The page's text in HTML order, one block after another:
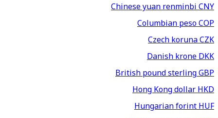
Chinese yuan renminbiCNY
Columbian pesoCOP
Czech korunaCZK
Danish kroneDKK
British pound sterlingGBP
Hong Kong dollarHKD
Hungarian forintHUF